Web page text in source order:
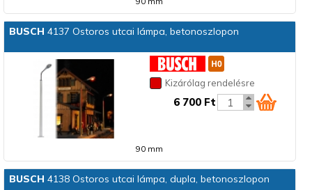
BUSCH 4137 Ostoros utcai lámpa, betonoszlopon
Kizárólag rendelésre
6 700 Ft
90 mm
BUSCH 4138 Ostoros utcai lámpa, dupla, betonoszlopon